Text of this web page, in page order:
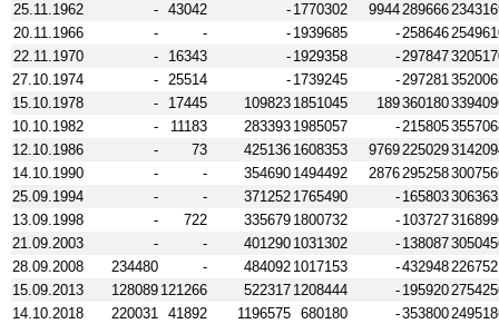
25.11.1962
- 43042 - 1770302 9944289666
20.11.1966
- - - 1939685 -258646
22.11.1970
- 16343 - 1929358 -297847
27.10.1974
- 25514 - 1739245 -297281
15.10.1978
- 17445 109823 1851045 189360180
10.10.1982
- 11183 283393 1985057 -215805
12.10.1986
- 73 425136 1608353 9769225029
14.10.1990
- - 354690 1494492 2876295258
25.09.1994
- - 371252 1765490 - 165803
13.09.1998
- 722 335679 1800732 - 103727
21.09.2003
- - 401290 1031302 - 138087
28.09.2008
234480 - 484092 1017153 -432948
15.09.2013
128089 121266 522317 1208444 - 195920
14.10.2018
220031 41892 1196575 680180 -353800